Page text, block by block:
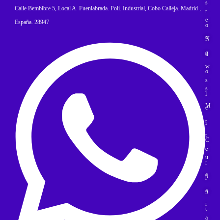
Calle Bembibre 5, Local A. Fuenlabrada. Poli. Industrial, Cobo Calleja. Madrid ,
España. 28947
s
e
a
d
o
s
M
i
C
u
e
n
t
r
o
N
e
w
s
l
e
t
t
e
r
p
a
r
a